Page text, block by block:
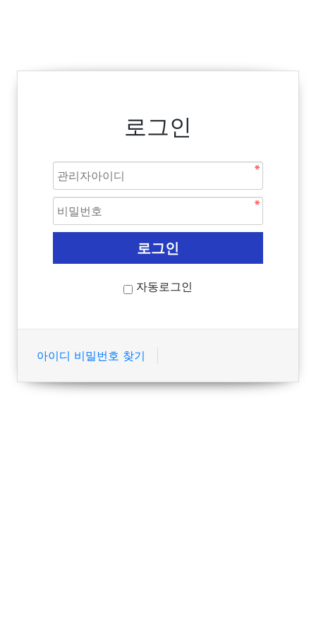
로그인
자동로그인
아이디 비밀번호 찾기